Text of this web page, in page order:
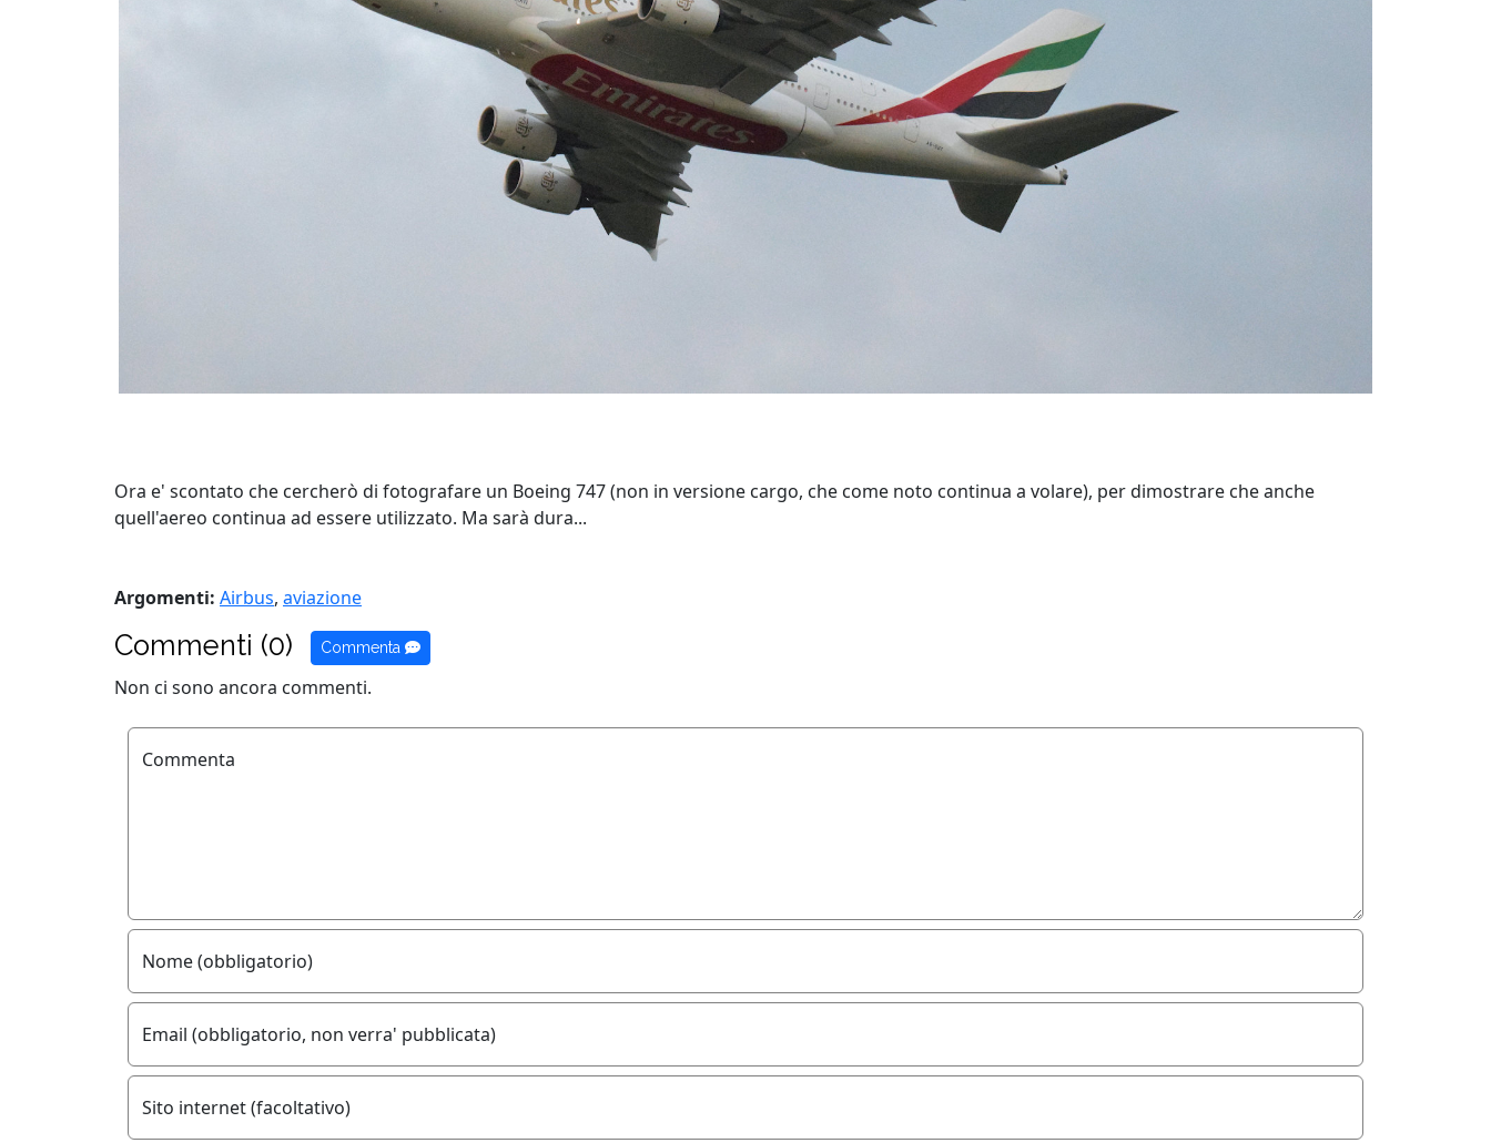
Ora e' scontato che cercherò di fotografare un Boeing 747 (non in versione cargo, che come noto continua a volare), per dimostrare che anche
quell'aereo continua ad essere utilizzato. Ma sarà dura...
Argomenti: Airbus, aviazione
Commenti (0) Commenta
Non ci sono ancora commenti.
Commenta
Nome (obbligatorio)
Email (obbligatorio, non verra' pubblicata)
Sito internet (facoltativo)